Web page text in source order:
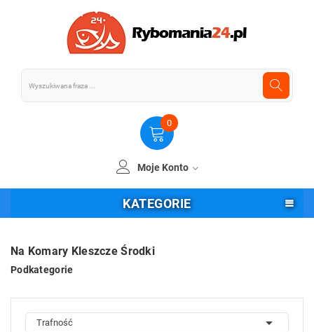
0
Moje Konto
KATEGORIE
Na Komary Kleszcze Środki
Podkategorie
Trafność 